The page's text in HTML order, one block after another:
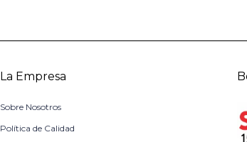
La Empresa
Sobre Nosotros
Política de Calidad